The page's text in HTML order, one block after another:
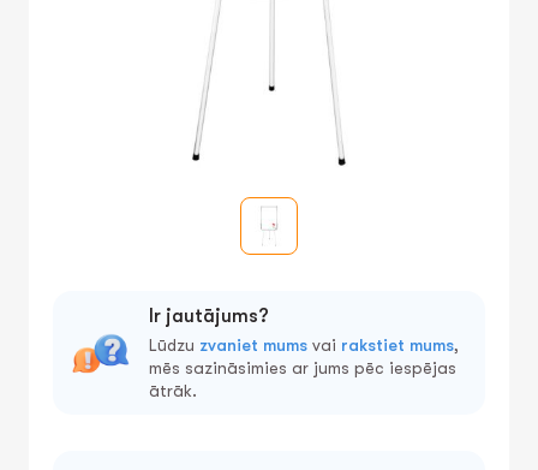
Ir jautājums?
Lūdzu zvaniet mums vai rakstiet mums,
mēs sazināsimies ar jums pēc iespējas
ātrāk.